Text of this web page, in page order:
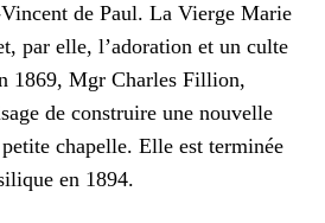
de Paul. La Vierge Marie
par elle, l’adoration et un culte
1869, Mgr Charles Fillion,
de construire une nouvelle
chapelle. Elle est terminée
en 1894.